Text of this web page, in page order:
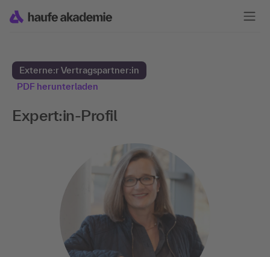
Externe:r Vertragspartner:in
PDF herunterladen
Expert:in-Profil